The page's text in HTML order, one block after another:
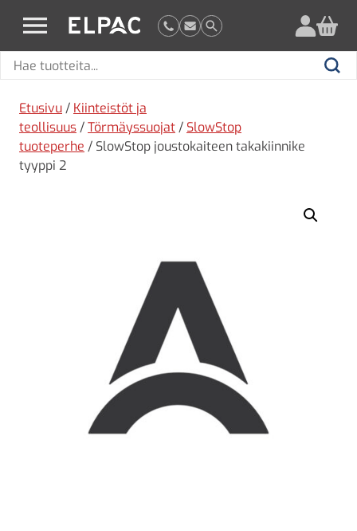
elpac.fi
Hae
Hae
Etusivu / Kiinteistöt ja
teollisuus /Törmäyssuojat / SlowStop
tuoteperhe / SlowStop joustokaiteen takakiinnike
tyyppi 2